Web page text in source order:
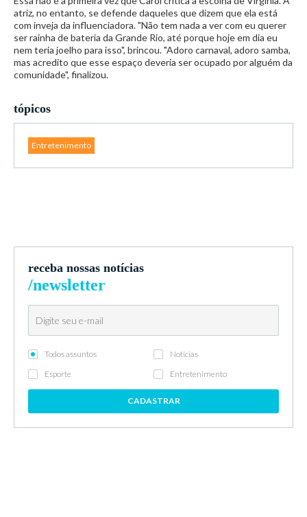
atriz, no entanto, se defende daqueles que dizem que ela está
com inveja da influenciadora. "Não tem nada a ver com eu querer
ser rainha de bateria da Grande Rio, até porque hoje em dia eu
nem teria joelho para isso", brincou. "Adoro carnaval, adoro samba,
mas acredito que esse espaço deveria ser ocupado por alguém da
comunidade", finalizou.
tópicos
Entretenimento
receba nossas notícias
/newsletter
Todos assuntos
Notícias
Esporte
Entretenimento
CADASTRAR